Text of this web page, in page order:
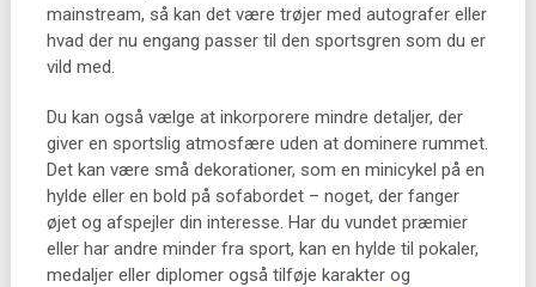
mainstream, så kan det være trøjer med autografer eller
hvad der nu engang passer til den sportsgren som du er
vild med.
Du kan også vælge at inkorporere mindre detaljer, der
giver en sportslig atmosfære uden at dominere rummet.
Det kan være små dekorationer, som en minicykel på en
hylde eller en bold på sofabordet – noget, der fanger
øjet og afspejler din interesse. Har du vundet præmier
eller har andre minder fra sport, kan en hylde til pokaler,
medaljer eller diplomer også tilføje karakter og